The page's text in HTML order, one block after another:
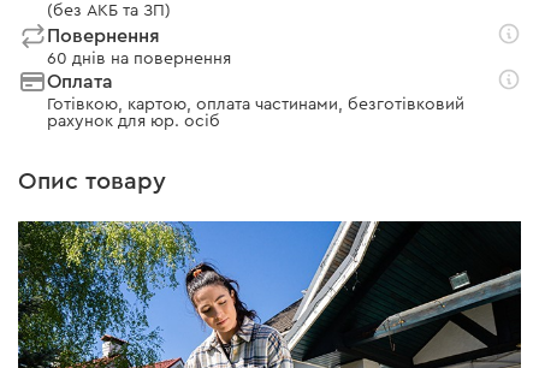
(без АКБ та ЗП)
Повернення
60 днів на повернення
Оплата
Готівкою, картою, оплата частинами, безготівковий
рахунок для юр. осіб
Опис товару